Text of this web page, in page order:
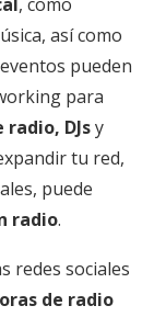
así como
pueden
para
radio, DJsy
tu red,
puede
radio.
redes sociales
de radio